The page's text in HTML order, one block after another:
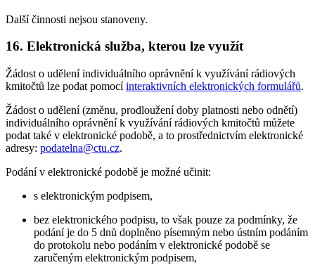
Další činnosti nejsou stanoveny.
16. Elektronická služba, kterou lze využít
Žádost o udělení individuálního oprávnění k využívání rádiových
kmitočtů lze podat pomocíinteraktivních elektronických formulářů.
Žádost o udělení (změnu, prodloužení doby platnosti nebo odnětí)
individuálního oprávnění k využívání rádiových kmitočtů můžete
podat také v elektronické podobě, a to prostřednictvím elektronické
adresy: podatelna@ctu.cz.
Podání v elektronické podobě je možné učinit:
s elektronickým podpisem,
bez elektronického podpisu, to však pouze za podmínky, že
podání je do 5 dnů doplněno písemným nebo ústním podáním
do protokolu nebo podáním v elektronické podobě se
zaručeným elektronickým podpisem,